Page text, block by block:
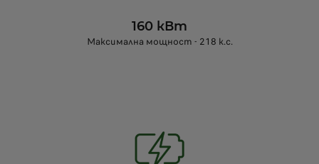
160 кВт
Максимална мощност - 218 к.с.